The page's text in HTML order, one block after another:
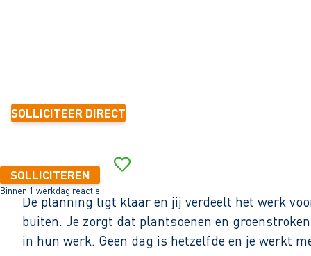
SOLLICITEER DIRECT
SOLLICITEREN
Binnen 1 werkdag reactie
De planning ligt klaar en jij verdeelt het werk
buiten. Je zorgt dat plantsoenen en
in hun werk. Geen dag is hetzelfde en je werkt